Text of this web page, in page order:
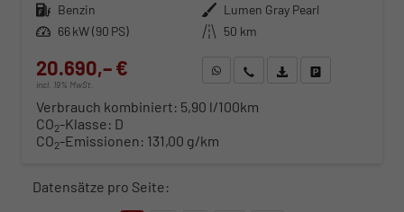
Kraftstoff Benzin Außenfarbe Lumen Gray Pearl
Leistung 66 kW (90 PS) Kilometerstand 50 km
20.690,– €
incl. 19% MwSt.
WhatsApp anfragen
Wir rufen Sie anFahrzeugexposé (PDF)
Verbrauch kombiniert: 5,90 l/100km
CO2-Klasse: D
CO2-Emissionen: 131,00 g/km
Datensätze pro Seite: